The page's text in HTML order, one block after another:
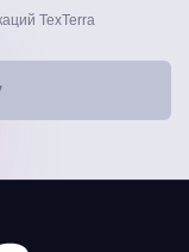
TexTerra